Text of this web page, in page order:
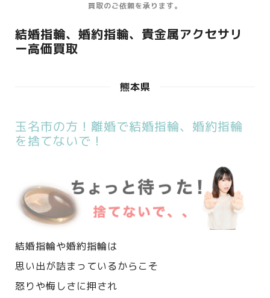
買取のご依頼を承ります。
結婚指輪、婚約指輪、貴金属アクセサリ
ー高価買取
熊本県
玉名市の方！離婚で結婚指輪、婚約指輪
を捨てないで！
結婚指輪や婚約指輪は
思い出が詰まっているからこそ
怒りや悔しさに押され